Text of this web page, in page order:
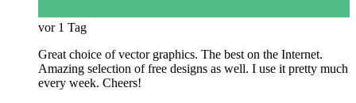
vor 1 Tag
Great choice of vector graphics. The best on the Internet.
Amazing selection of free designs as well. I use it pretty much
every week. Cheers!